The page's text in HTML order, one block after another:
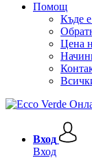
Помощ
Къде
Цена
Вход
Вход